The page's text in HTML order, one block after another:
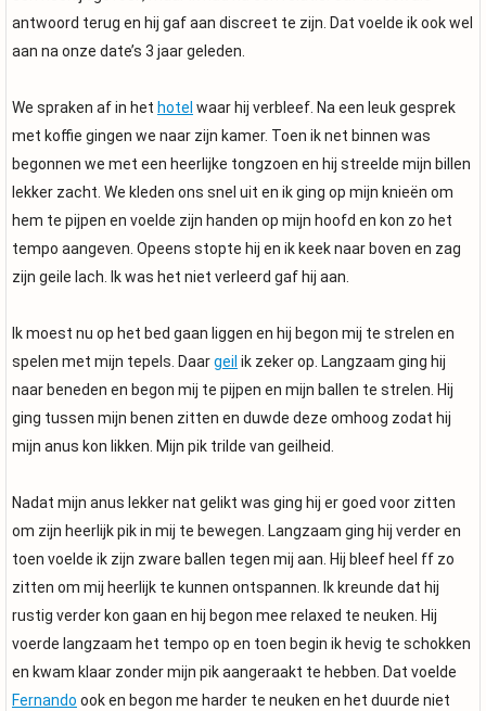
antwoord terug en hij gaf aan discreet te zijn. Dat voelde ik ook wel
aan na onze date’s 3 jaar geleden.
We spraken af in het hotel waar hij verbleef. Na een leuk gesprek
met koffie gingen we naar zijn kamer. Toen ik net binnen was
begonnen we met een heerlijke tongzoen en hij streelde mijn billen
lekker zacht. We kleden ons snel uit en ik ging op mijn knieën om
hem te pijpen en voelde zijn handen op mijn hoofd en kon zo het
tempo aangeven. Opeens stopte hij en ik keek naar boven en zag
zijn geile lach. Ik was het niet verleerd gaf hij aan.
Ik moest nu op het bed gaan liggen en hij begon mij te strelen en
spelen met mijn tepels. Daargeil ik zeker op. Langzaam ging hij
naar beneden en begon mij te pijpen en mijn ballen te strelen. Hij
ging tussen mijn benen zitten en duwde deze omhoog zodat hij
mijn anus kon likken. Mijn pik trilde van geilheid.
Nadat mijn anus lekker nat gelikt was ging hij er goed voor zitten
om zijn heerlijk pik in mij te bewegen. Langzaam ging hij verder en
toen voelde ik zijn zware ballen tegen mij aan. Hij bleef heel ff zo
zitten om mij heerlijk te kunnen ontspannen. Ik kreunde dat hij
rustig verder kon gaan en hij begon mee relaxed te neuken. Hij
voerde langzaam het tempo op en toen begin ik hevig te schokken
en kwam klaar zonder mijn pik aangeraakt te hebben. Dat voelde
Fernando ook en begon me harder te neuken en het duurde niet